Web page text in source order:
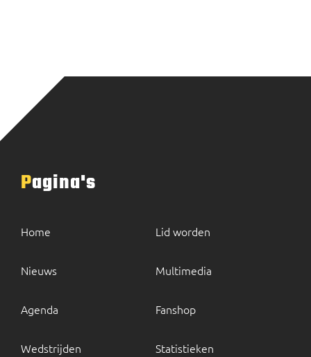
Pagina's
Home
Nieuws
Agenda
Wedstrijden
Lid worden
Multimedia
Fanshop
Statistieken